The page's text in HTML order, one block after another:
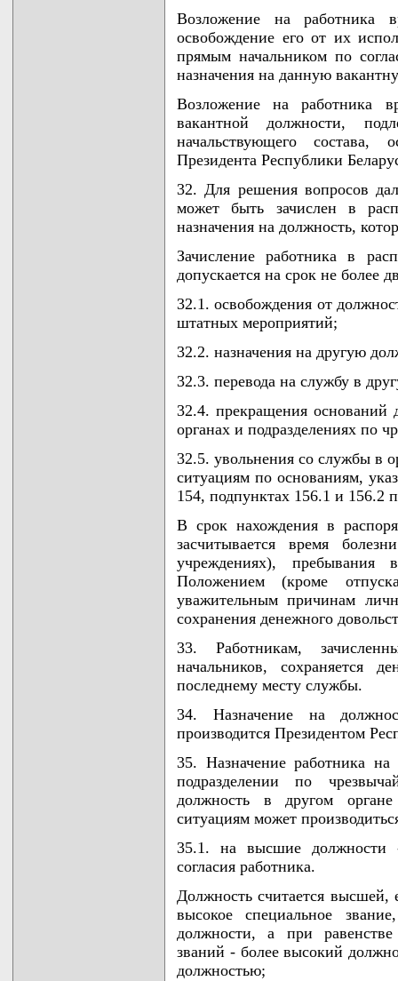
Возложение на работника
освобождение его от их
прямым начальником по
назначения на данную
Возложение на работника
вакантной должности,
начальствующего состава,
Президента Республики
32. Для решения вопросов
может быть зачислен в
назначения на должность,
Зачисление работника в
допускается на срок не более
32.1. освобождения от
штатных мероприятий;
32.2. назначения на другую
32.3. перевода на службу в
32.4. прекращения оснований
органах и подразделениях по
32.5. увольнения со службы в
ситуациям по основаниям,
154, подпунктах 156.1 и 156.2
В срок нахождения в
засчитывается время
учреждениях), пребывания
Положением (кроме
уважительным причинам
сохранения денежного
33. Работникам,
начальников, сохраняется
последнему месту службы.
34. Назначение на
производится Президентом
35. Назначение работника
подразделении по
должность в другом
ситуациям может
35.1. на высшие должности
согласия работника.
Должность считается высшей,
высокое специальное
должности, а при
званий - более высокий
должностью;